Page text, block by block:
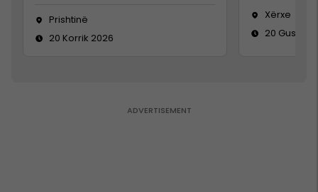
Prishtinë
20 Korrik 2026
Xërxe
20 Gusht